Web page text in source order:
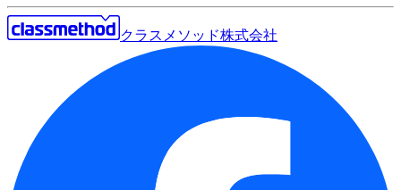
クラスメソッド株式会社